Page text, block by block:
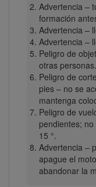
Advertencia –
formación
Advertencia –
Advertencia –
Peligro de
otras personas.
Peligro de
pies – no se
mantenga
Peligro de
pendientes;
15 °.
Advertencia –
apague el
abandonar la